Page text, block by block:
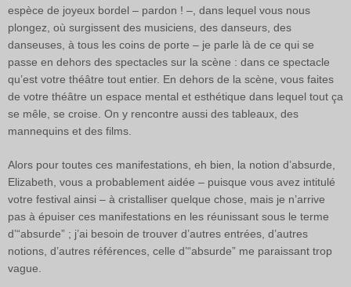
espèce de joyeux bordel – pardon ! –, dans lequel vous nous
plongez, où surgissent des musiciens, des danseurs, des
danseuses, à tous les coins de porte – je parle là de ce qui se
passe en dehors des spectacles sur la scène : dans ce spectacle
qu’est votre théâtre tout entier. En dehors de la scène, vous faites
de votre théâtre un espace mental et esthétique dans lequel tout ça
se mêle, se croise. On y rencontre aussi des tableaux, des
mannequins et des films.
Alors pour toutes ces manifestations, eh bien, la notion d’absurde,
Elizabeth, vous a probablement aidée – puisque vous avez intitulé
votre festival ainsi – à cristalliser quelque chose, mais je n’arrive
pas à épuiser ces manifestations en les réunissant sous le terme
d’“absurde” ; j’ai besoin de trouver d’autres entrées, d’autres
notions, d’autres références, celle d’“absurde” me paraissant trop
vague.